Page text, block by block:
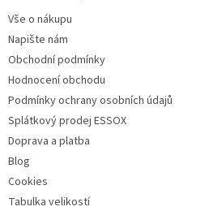
Vše o nákupu
Napište nám
Obchodní podmínky
Hodnocení obchodu
Podmínky ochrany osobních údajů
Splátkový prodej ESSOX
Doprava a platba
Blog
Cookies
Tabulka velikostí